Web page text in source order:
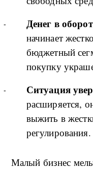
Денег в
начинает
бюджетный
покупку
Ситуация
расширяется,
выжить в
регулирования.
Малый бизнес